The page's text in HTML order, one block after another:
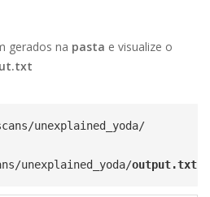
gerados na pasta e visualize o
unexplained_yoda/
unexplained_yoda/output.txt